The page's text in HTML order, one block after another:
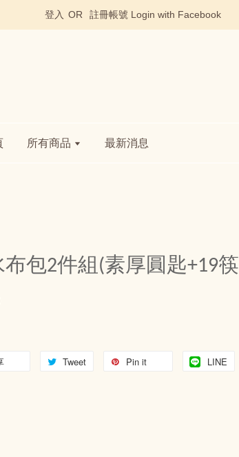
登入 OR 註冊帳號 Login with Facebook
所有商品 最新消息
包2件組(素厚圓匙+19
Tweet Pin it LINE